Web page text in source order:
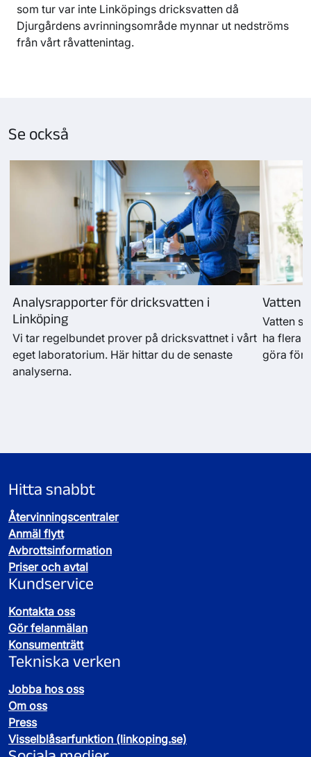
som tur var inte Linköpings dricksvatten då
Djurgårdens avrinningsområde mynnar ut nedströms
från vårt råvattenintag.
Se också
Analysrapporter för dricksvatten i
Linköping
Vi tar regelbundet prover på dricksvattnet i vårt
eget laboratorium. Här hittar du de senaste
analyserna.
Vatten
Vatten
ha flera
göra för
Hitta snabbt
Återvinningscentraler
Anmäl flytt
Avbrottsinformation
Priser och avtal
Kundservice
Kontakta oss
Gör felanmälan
Konsumenträtt
Tekniska verken
Jobba hos oss
Om oss
Press
Visselblåsarfunktion (linkoping.se)